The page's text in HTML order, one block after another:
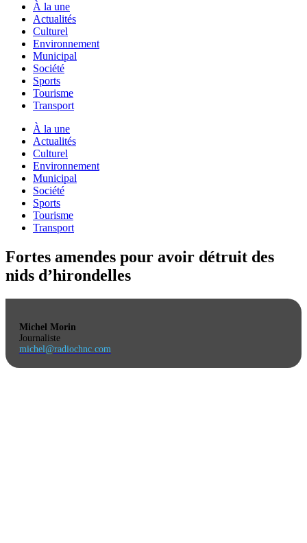
À la une
Actualités
Culturel
Environnement
Municipal
Société
Sports
Tourisme
Transport
À la une
Actualités
Culturel
Environnement
Municipal
Société
Sports
Tourisme
Transport
Fortes amendes pour avoir détruit des
nids d’hirondelles
Michel Morin
Journaliste
michel@radiochnc.com